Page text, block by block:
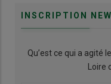
INSCRIPTION
Qu’est ce qui a agité
Loire